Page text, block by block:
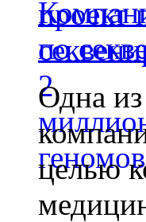
по
Одна
целью